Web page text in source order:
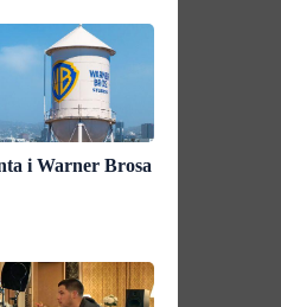
i Warner Brosa